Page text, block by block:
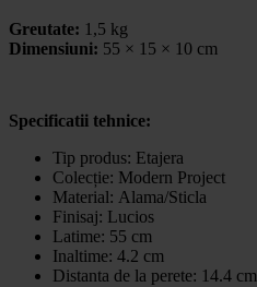
Greutate: 1,5 kg
Dimensiuni: 55 × 15 × 10 cm
Specificatii tehnice:
Tip produs: Etajera
Colecție: Modern Project
Material: Alama/Sticla
Finisaj: Lucios
Latime: 55 cm
Inaltime: 4.2 cm
Distanta de la perete: 14.4 cm